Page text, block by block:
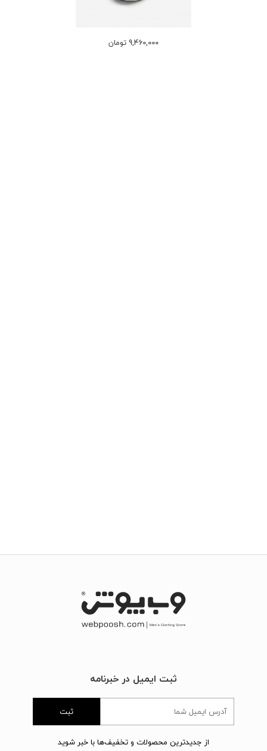
9,460,000 تومان
ثبت ایمیل در خبرنامه
ثبت
از جدیدترین محصولات و تخفیف‌ها با خبر شوید